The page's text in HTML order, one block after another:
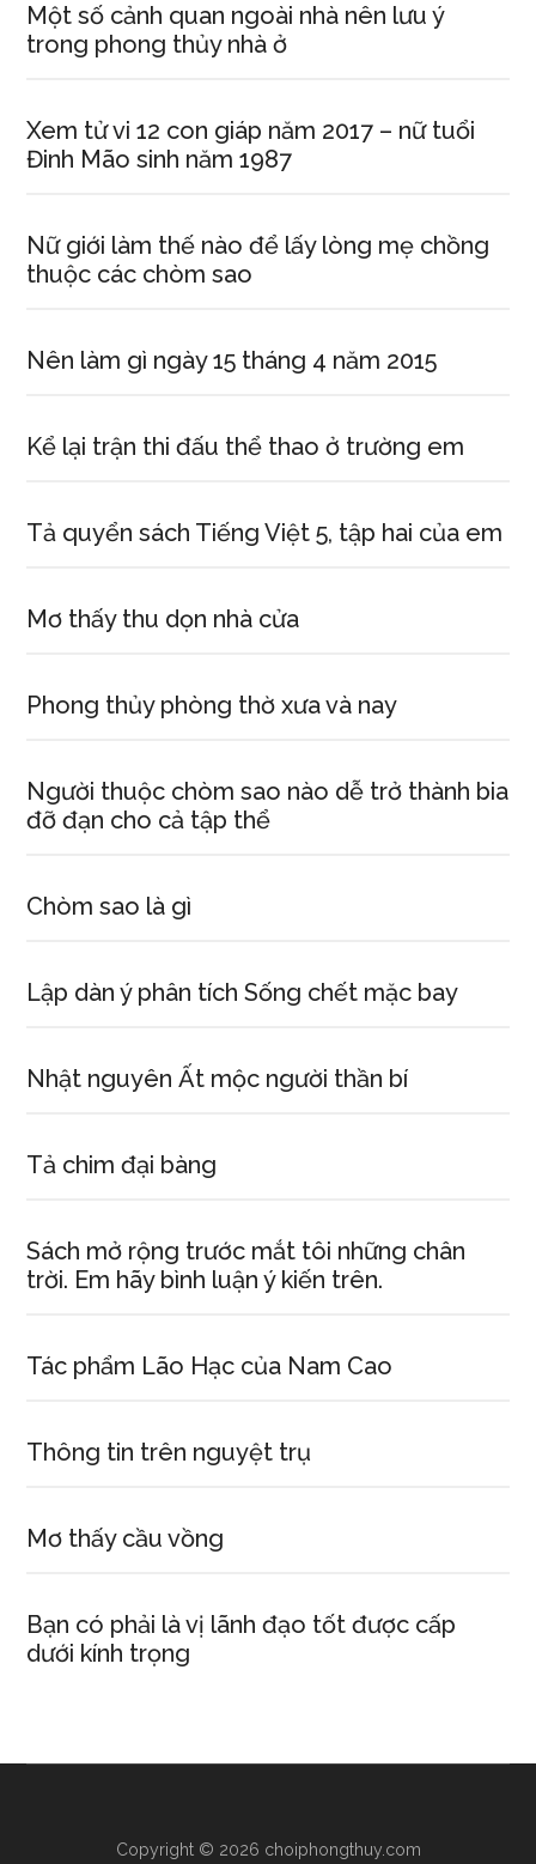
Một số cảnh quan ngoài nhà nên lưu ý
trong phong thủy nhà ở
Xem tử vi 12 con giáp năm 2017 – nữ tuổi
Đinh Mão sinh năm 1987
Nữ giới làm thế nào để lấy lòng mẹ chồng
thuộc các chòm sao
Nên làm gì ngày 15 tháng 4 năm 2015
Kể lại trận thi đấu thể thao ở trường em
Tả quyển sách Tiếng Việt 5, tập hai của em
Mơ thấy thu dọn nhà cửa
Phong thủy phòng thờ xưa và nay
Người thuộc chòm sao nào dễ trở thành bia
đỡ đạn cho cả tập thể
Chòm sao là gì
Lập dàn ý phân tích Sống chết mặc bay
Nhật nguyên Ất mộc người thần bí
Tả chim đại bàng
Sách mở rộng trước mắt tôi những chân
trời. Em hãy bình luận ý kiến trên.
Tác phẩm Lão Hạc của Nam Cao
Thông tin trên nguyệt trụ
Mơ thấy cầu vồng
Bạn có phải là vị lãnh đạo tốt được cấp
dưới kính trọng
Copyright © 2026 choiphongthuy.com